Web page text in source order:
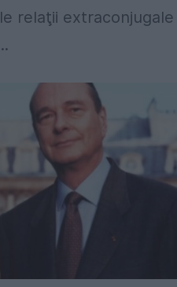
relaţii extraconjugale